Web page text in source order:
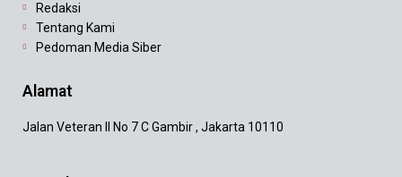
Redaksi
Tentang Kami
Pedoman Media Siber
Alamat
Jalan Veteran II No 7 C Gambir , Jakarta 10110